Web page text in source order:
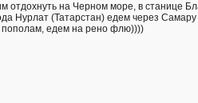
отдохнуть на Черном море, в станице
Нурлат (Татарстан) едем через
едем на рено флю))))